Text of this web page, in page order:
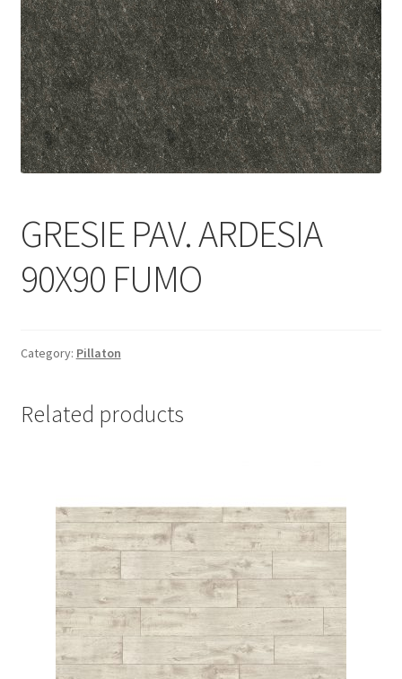
Informatii
Plata si Livrare
Politică de confidențialitate
Politica de cookie
Magazin
Plată
GRESIE PAV. ARDESIA
90X90 FUMO
Category: Pillaton
Related products